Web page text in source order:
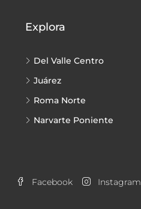
Explora
Del Valle Centro
Juárez
Roma Norte
Narvarte Poniente
Facebook Instagram